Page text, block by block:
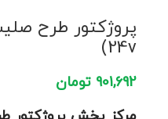
24v)
901,692 تومان